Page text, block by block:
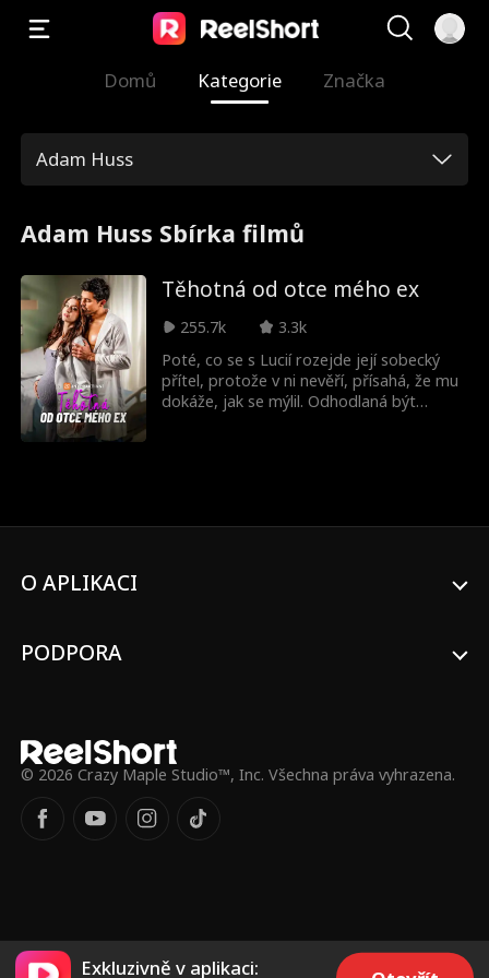
Domů Kategorie Značka
Adam Huss
Adam Huss Sbírka filmů
Těhotná od otce mého ex
255.7k
3.3k
Poté, co se s Lucií rozejde její sobecký
přítel, protože v ni nevěří, přísahá, že mu
dokáže, jak se mýlil. Odhodlaná být
co je nejhorší... tátou jejího ex.
O APLIKACI
PODPORA
© 2026 Crazy Maple Studio™, Inc. Všechna práva vyhrazena.
Exkluzivně v aplikaci: